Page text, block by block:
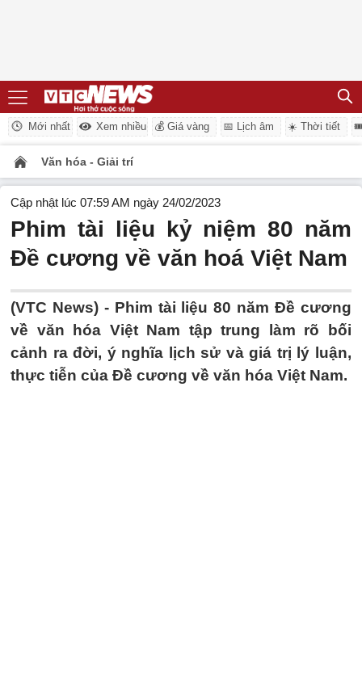
Mới nhất Xem nhiều 💰 Giá vàng 📅 Lịch âm ☀️ Thời tiết
Văn hóa - Giải trí
Cập nhật lúc 07:59 AM ngày 24/02/2023
Phim tài liệu kỷ niệm 80 năm
Đề cương về văn hoá Việt Nam
(VTC News) - Phim tài liệu 80 năm Đề cương
về văn hóa Việt Nam tập trung làm rõ bối
cảnh ra đời, ý nghĩa lịch sử và giá trị lý luận,
thực tiễn của Đề cương về văn hóa Việt Nam.